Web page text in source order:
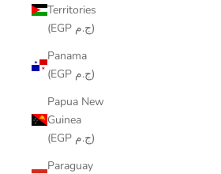
Territories
(EGP ج.م)
Panama
(EGP ج.م)
Papua New
Guinea
(EGP ج.م)
Paraguay